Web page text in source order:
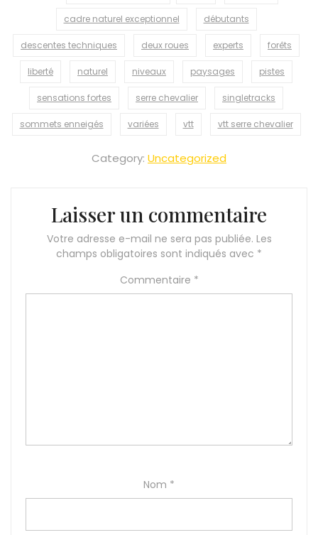
cadre naturel exceptionnel débutants
descentes techniques deux roues experts forêts
liberté naturel niveaux paysages pistes
sensations fortes serre chevalier singletracks
sommets enneigés variées vtt vtt serre chevalier
Category: Uncategorized
Laisser un commentaire
Votre adresse e-mail ne sera pas publiée. Les
champs obligatoires sont indiqués avec *
Commentaire *
Nom *